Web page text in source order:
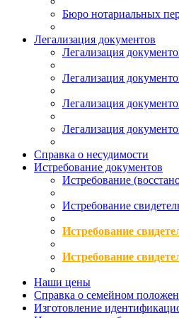
Бюро нотариальных
Легализация документов
Легализация
Легализация
Легализация
Легализация
Справка о несудимости
Истребование документов
Истребование
Истребование
Истребование
Истребование
Наши цены
Справка о семейном
Изготовление